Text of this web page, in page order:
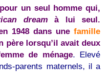
un seul homme qui,
dreamà lui seul.
1948 dans une famille
père lorsqu’il avait deux
de ménage. Elevé
parents maternels, il a